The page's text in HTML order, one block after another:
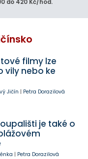
do 420 Kč/hod.
filmy lze
vily nebo ke
Jičín | Petra Dorazilová
je také o
| Petra Dorazilová